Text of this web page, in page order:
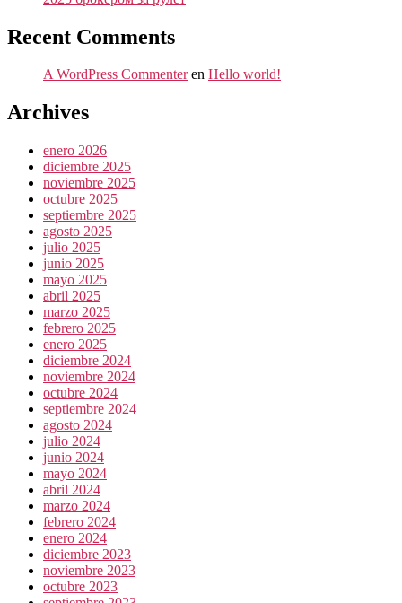
Recent Comments
A WordPress Commenteren Hello world!
Archives
enero 2026
diciembre 2025
noviembre 2025
octubre 2025
septiembre 2025
agosto 2025
julio 2025
junio 2025
mayo 2025
abril 2025
marzo 2025
febrero 2025
enero 2025
diciembre 2024
noviembre 2024
octubre 2024
septiembre 2024
agosto 2024
julio 2024
junio 2024
mayo 2024
abril 2024
marzo 2024
febrero 2024
enero 2024
diciembre 2023
noviembre 2023
octubre 2023